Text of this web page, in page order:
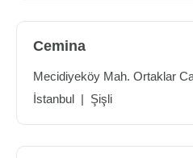
Cemina
Mecidiyeköy Mah. Ortaklar
İstanbul | Şişli